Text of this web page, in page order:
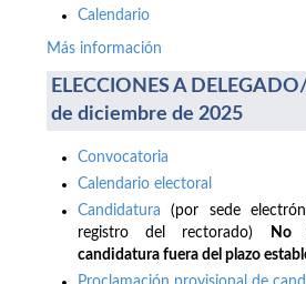
Calendario
Más información
ELECCIONES A
de diciembre de 2025
Convocatoria
Calendario electoral
Candidatura (por sede
registro del rectorado)
No
candidatura fuera del plazo